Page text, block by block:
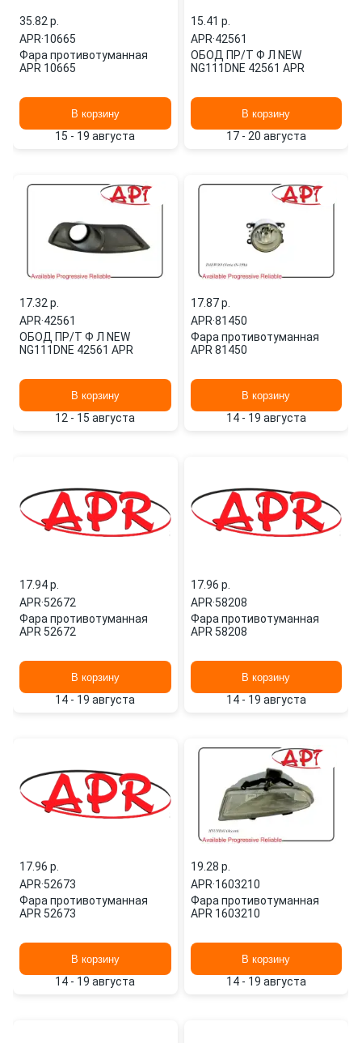
35.82 p.
APR·10665
Фара противотуманная
APR 10665
В корзину
15 - 19 августа
15.41 p.
APR·42561
ОБОД ПР/Т Ф Л NEW
NG111DNE 42561 APR
В корзину
17 - 20 августа
17.32 p.
APR·42561
ОБОД ПР/Т Ф Л NEW
NG111DNE 42561 APR
В корзину
12 - 15 августа
17.87 p.
APR·81450
Фара противотуманная
APR 81450
В корзину
14 - 19 августа
17.94 p.
APR·52672
Фара противотуманная
APR 52672
В корзину
14 - 19 августа
17.96 p.
APR·58208
Фара противотуманная
APR 58208
В корзину
14 - 19 августа
17.96 p.
APR·52673
Фара противотуманная
APR 52673
В корзину
14 - 19 августа
19.28 p.
APR·1603210
Фара противотуманная
APR 1603210
В корзину
14 - 19 августа